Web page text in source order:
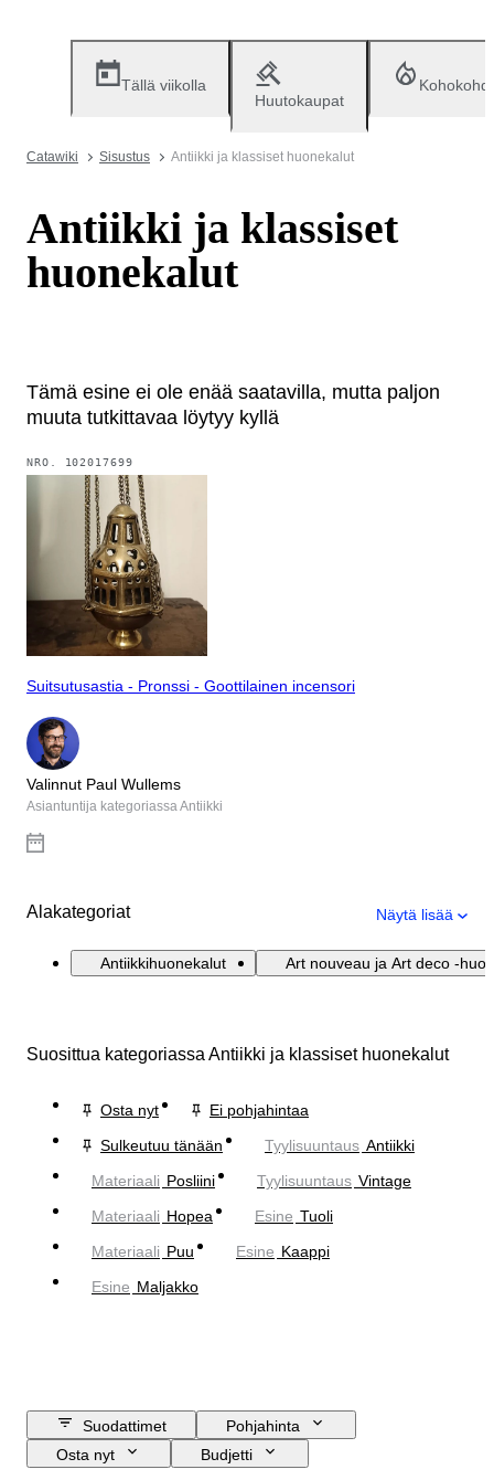
Tällä viikolla
Huutokaupat
Catawiki Sisustus Antiikki ja klassiset huonekalut
Antiikki ja klassiset
huonekalut
Tämä esine ei ole enää saatavilla, mutta paljon
muuta tutkittavaa löytyy kyllä
NRO. 102017699
Suitsutusastia - Pronssi - Goottilainen incensori
Valinnut Paul Wullems
Asiantuntija kategoriassa Antiikki
Alakategoriat Näytä lisää
Antiikkihuonekalut Art nouveau ja Art deco -
Suosittua kategoriassa Antiikki ja klassiset huonekalut
Osta nyt
Ei pohjahintaa
Sulkeutuu tänään
Tyylisuuntaus Antiikki
Materiaali Posliini Tyylisuuntaus Vintage
Materiaali Hopea Esine Tuoli
Materiaali Puu Esine Kaappi
Esine Maljakko
Suodattimet
Pohjahinta
Osta nyt
Budjetti